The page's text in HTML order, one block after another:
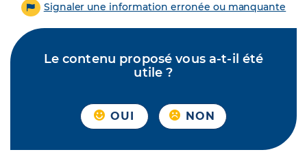
Signaler une information erronée ou manquante
Le contenu proposé vous a-t-il été
utile ?
OUI NON